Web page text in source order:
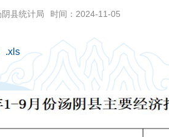
县统计局 时间：2024-11-05
.xls